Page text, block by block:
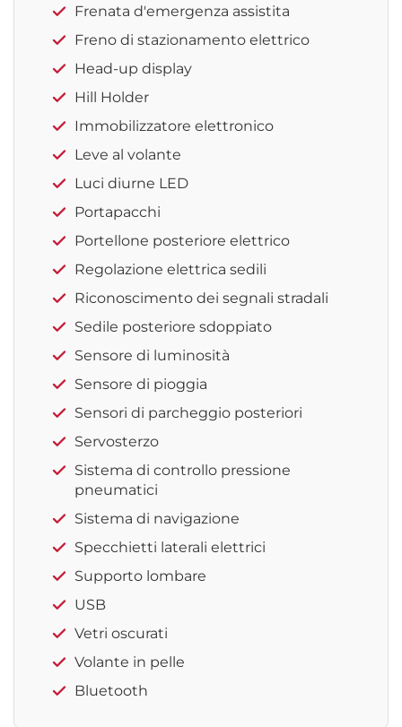
Frenata d'emergenza assistita
Freno di stazionamento elettrico
Head-up display
Hill Holder
Immobilizzatore elettronico
Leve al volante
Luci diurne LED
Portapacchi
Portellone posteriore elettrico
Regolazione elettrica sedili
Riconoscimento dei segnali stradali
Sedile posteriore sdoppiato
Sensore di luminosità
Sensore di pioggia
Sensori di parcheggio posteriori
Servosterzo
Sistema di controllo pressione
pneumatici
Sistema di navigazione
Specchietti laterali elettrici
Supporto lombare
USB
Vetri oscurati
Volante in pelle
Bluetooth